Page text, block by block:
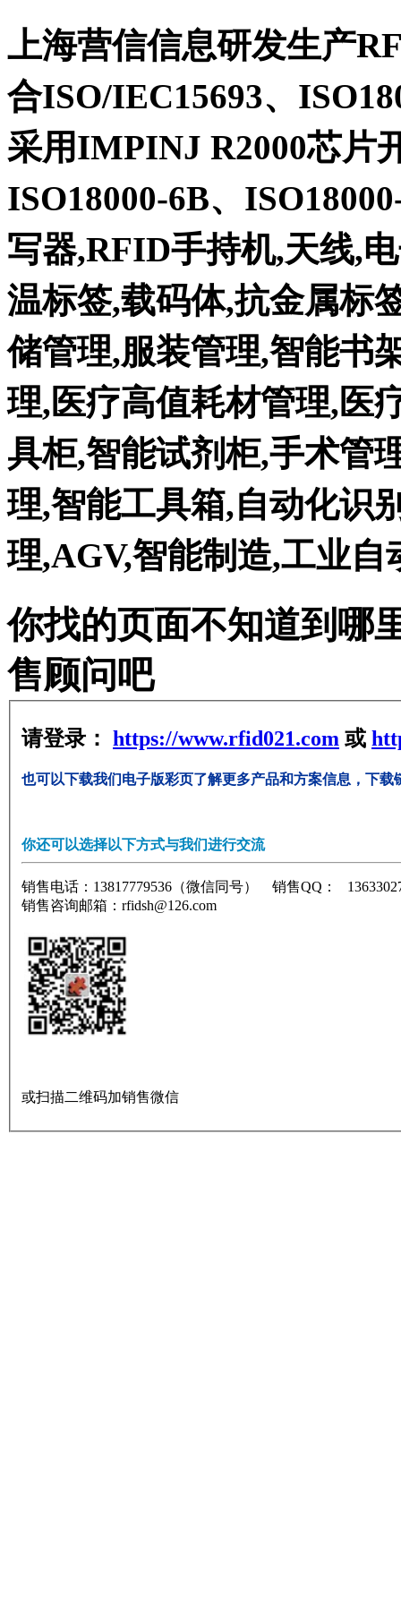
上海营信信息研发生产
合ISO/IEC15693、
采用IMPINJ R2000芯片
ISO18000-6B、
写器,RFID手持机,天线,
温标签,载码体,抗金属标
储管理,服装管理,智能书
理,医疗高值耗材管理,医
具柜,智能试剂柜,手术管
理,智能工具箱,自动化识
理,AGV,智能制造,工业
你找的页面不知道到哪
售顾问吧
请登录： https://www.rfid021.com 或
也可以下载我们电子版彩页了解更多产品和方案信息，下载
你还可以选择以下方式与我们进行交流
销售电话：13817779536（微信同号） 销售QQ：
销售咨询邮箱：rfidsh@126.com
或扫描二维码加销售微信